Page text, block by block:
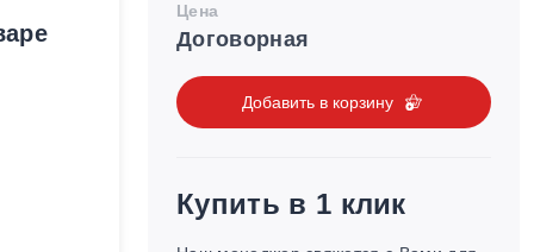
Цена
Договорная
Добавить в корзину
Купить в 1 клик